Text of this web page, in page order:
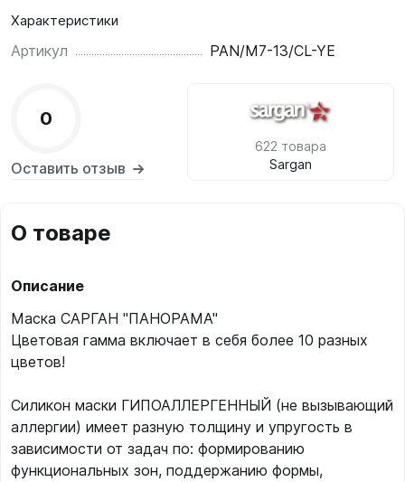
Характеристики
Артикул PAN/M7-13/CL-YE
0
Оставить отзыв
622 товара
Sargan
О товаре
Описание
Маска САРГАН "ПАНОРАМА"
Цветовая гамма включает в себя более 10 разных
цветов!
Силикон маски ГИПОАЛЛЕРГЕННЫЙ (не вызывающий
аллергии) имеет разную толщину и упругость в
зависимости от задач по: формированию
функциональных зон, поддержанию формы,